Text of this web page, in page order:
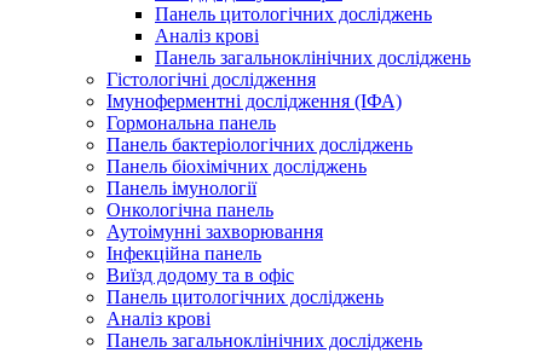
Панель цитологічних досліджень
Аналіз крові
Панель загальноклінічних досліджень
Гістологічні дослідження
Імуноферментні дослідження (ІФА)
Гормональна панель
Панель бактеріологічних досліджень
Панель біохімічних досліджень
Панель імунології
Онкологічна панель
Аутоімунні захворювання
Інфекційна панель
Виїзд додому та в офіс
Панель цитологічних досліджень
Аналіз крові
Панель загальноклінічних досліджень